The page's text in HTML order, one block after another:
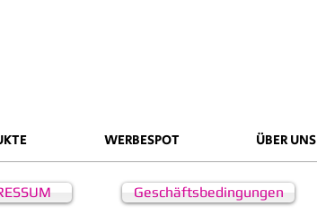
WERBESPOT ÜBER UNS
Geschäftsbedingungen